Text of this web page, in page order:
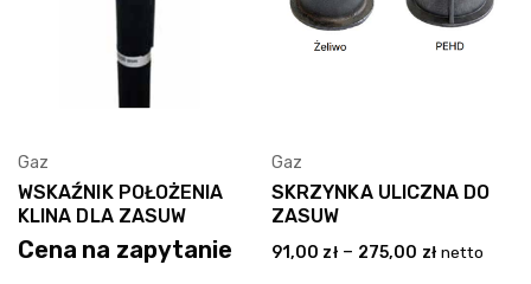
Gaz
WSKAŹNIK POŁOŻENIA
KLINA DLA ZASUW
Cena na zapytanie
Gaz
SKRZYNKA ULICZNA DO
ZASUW
91,00 zł – 275,00 zł netto